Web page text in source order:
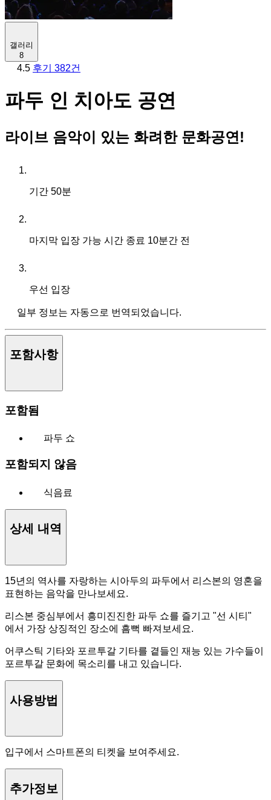
갤러리
8
4.5 후기 382건
파두 인 치아도 공연
라이브 음악이 있는 화려한 문화공연!
기간 50분
마지막 입장 가능 시간 종료 10분간 전
우선 입장
일부 정보는 자동으로 번역되었습니다.
포함사항
포함됨
파두 쇼
포함되지 않음
식음료
상세 내역
15년의 역사를 자랑하는 시아두의 파두에서 리스본의 영혼을
표현하는 음악을 만나보세요.
리스본 중심부에서 흥미진진한 파두 쇼를 즐기고 "선 시티"
에서 가장 상징적인 장소에 흠뻑 빠져보세요.
어쿠스틱 기타와 포르투갈 기타를 곁들인 재능 있는 가수들이
포르투갈 문화에 목소리를 내고 있습니다.
사용방법
입구에서 스마트폰의 티켓을 보여주세요.
추가정보